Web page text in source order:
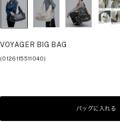
VOYAGER BIG BAG
(0126115511040)
バッグに入れる